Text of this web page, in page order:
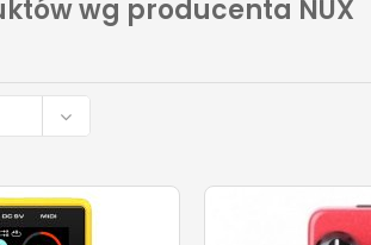
wg producenta NUX
